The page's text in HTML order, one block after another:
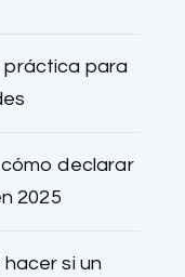
práctica para
declarar
2025
hacer si un